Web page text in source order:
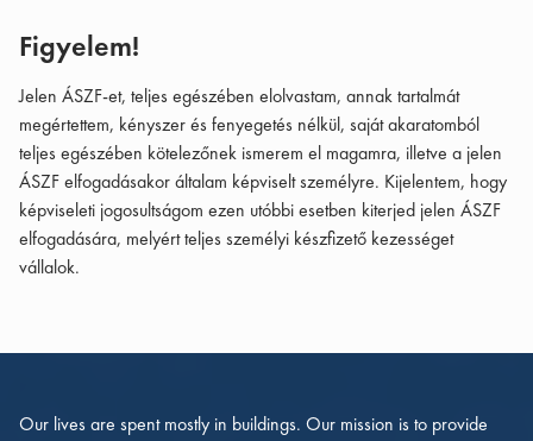
Figyelem!
Jelen ÁSZF-et, teljes egészében elolvastam, annak tartalmát
megértettem, kényszer és fenyegetés nélkül, saját akaratomból
teljes egészében kötelezőnek ismerem el magamra, illetve a jelen
ÁSZF elfogadásakor általam képviselt személyre. Kijelentem, hogy
képviseleti jogosultságom ezen utóbbi esetben kiterjed jelen ÁSZF
elfogadására, melyért teljes személyi készfizető kezességet
vállalok.
Our lives are spent mostly in buildings. Our mission is to provide